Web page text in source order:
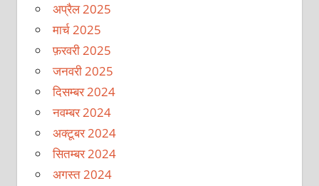
अप्रैल 2025
मार्च 2025
फ़रवरी 2025
जनवरी 2025
दिसम्बर 2024
नवम्बर 2024
अक्टूबर 2024
सितम्बर 2024
अगस्त 2024